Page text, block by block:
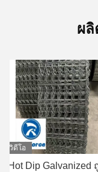
ผ
ถูป
วิดีโอ
ตาข่ายป้อง